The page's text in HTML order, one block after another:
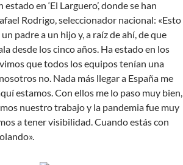
en ‘El Larguero’, donde se han
Rodrigo, seleccionador nacional: «Esto
padre a un hijo y, a raíz de ahí, de que
desde los cinco años. Ha estado en los
que todos los equipos tenían una
no. Nada más llegar a España me
estamos. Con ellos me lo paso muy bien,
nuestro trabajo y la pandemia fue muy
a tener visibilidad. Cuando estás con